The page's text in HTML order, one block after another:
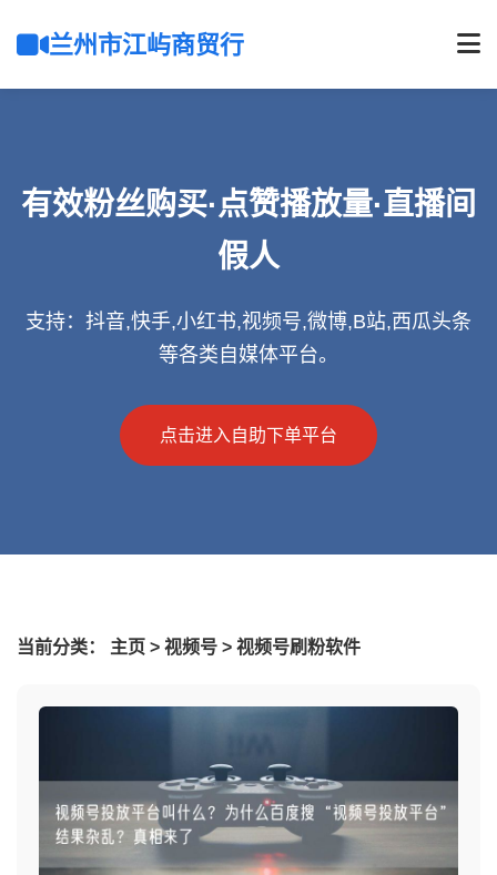
兰州市江屿商贸行
有效粉丝购买·点赞播放量·直播间
假人
支持：抖音,快手,小红书,视频号,微博,B站,西瓜头条
等各类自媒体平台。
点击进入自助下单平台
当前分类： 主页 > 视频号 > 视频号刷粉软件